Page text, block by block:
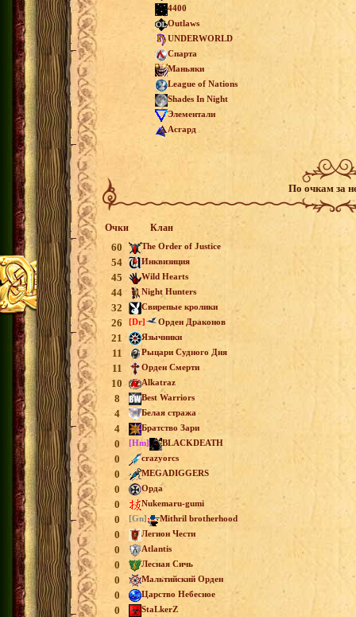
4400
Outlaws
UNDERWORLD
Спарта
Маньяки
League of Nations
Shades In Night
Элементали
Асгард
По очкам за
Очки Клан
60 The Order of Justice
54 Инквизиция
45 Wild Hearts
44 Night Hunters
32 Свирепые кролики
26 [Dr] Орден Драконов
21 Язычники
11 Рыцари Судного Дня
11 Орден Смерти
10 Alkatraz
8 Best Warriors
4 Белая стража
4 Братство Зари
0 [Hm] BLACKDEATH
0 crazyorcs
0 MEGADIGGERS
0 Орда
0 Nukemaru-gumi
0 [Gn] Mithril brotherhood
0 Легион Чести
0 Atlantis
0 Лесная Сичь
0 Мальтийский Орден
0 Царство Небесное
0 StaLkerZ